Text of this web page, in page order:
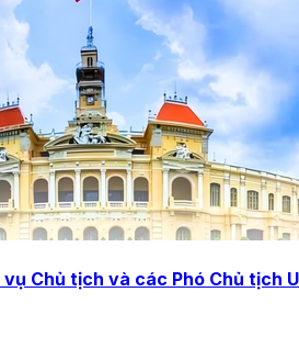
Chủ tịch và các Phó Chủ tịch